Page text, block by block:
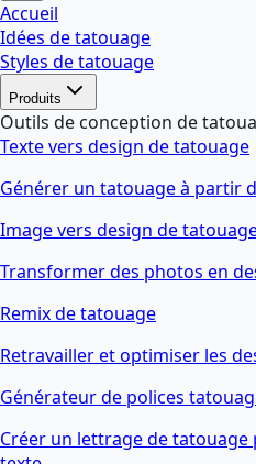
Accueil
Idées de tatouage
Styles de tatouage
Produits
Outils de conception de
Texte vers design de tatouage
Générer un tatouage à partir
Image vers design de
Transformer des photos en
Remix de tatouage
Retravailler et optimiser les
Générateur de polices
Créer un lettrage de